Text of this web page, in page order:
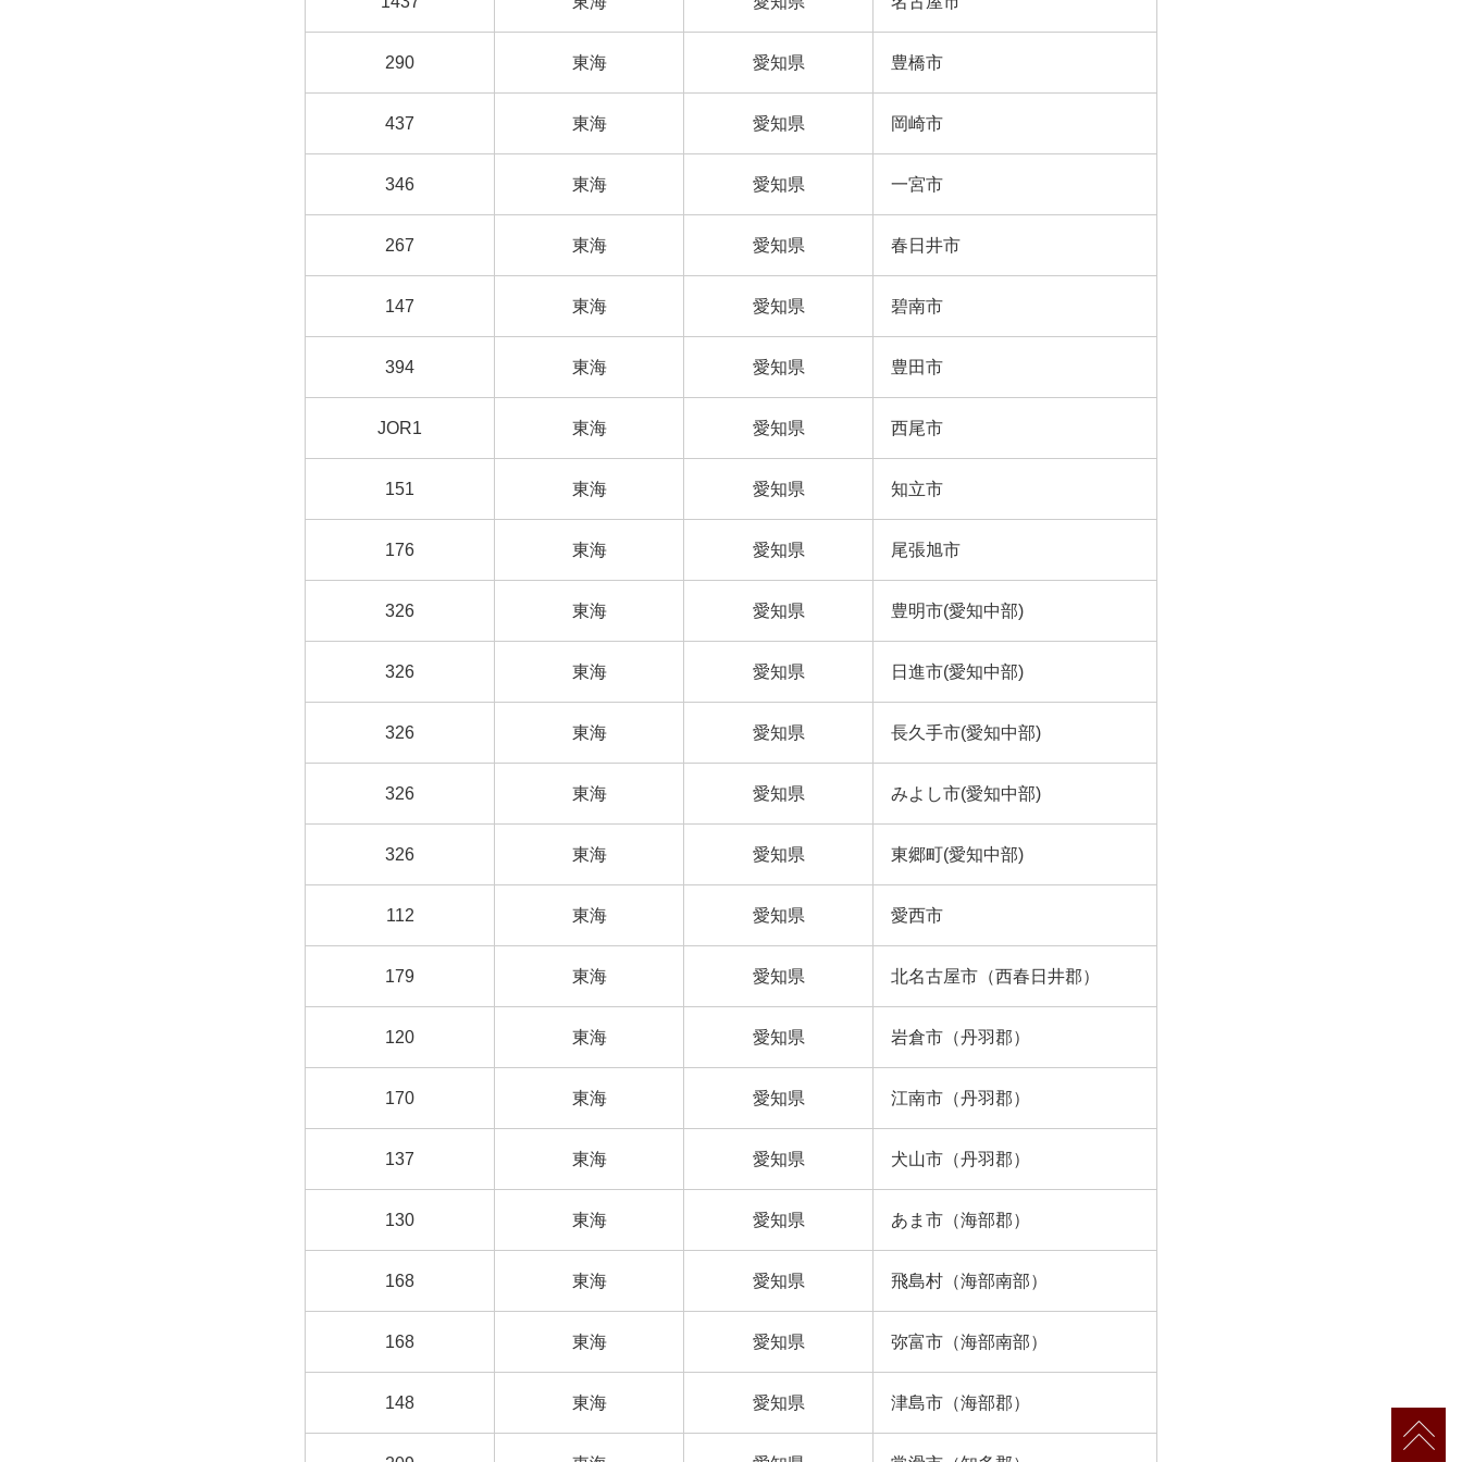
290 東海 愛知県 豊橋市
437 東海 愛知県 岡崎市
346 東海 愛知県 一宮市
267 東海 愛知県 春日井市
147 東海 愛知県 碧南市
394 東海 愛知県 豊田市
JOR1 東海 愛知県 西尾市
151 東海 愛知県 知立市
176 東海 愛知県 尾張旭市
326 東海 愛知県 豊明市(愛知中部)
326 東海 愛知県 日進市(愛知中部)
326 東海 愛知県 長久手市(愛知中部)
326 東海 愛知県 みよし市(愛知中部)
326 東海 愛知県 東郷町(愛知中部)
112 東海 愛知県 愛西市
179 東海 愛知県 北名古屋市（西春日井郡）
120 東海 愛知県 岩倉市（丹羽郡）
170 東海 愛知県 江南市（丹羽郡）
137 東海 愛知県 犬山市（丹羽郡）
130 東海 愛知県 あま市（海部郡）
168 東海 愛知県 飛島村（海部南部）
168 東海 愛知県 弥富市（海部南部）
148 東海 愛知県 津島市（海部郡）